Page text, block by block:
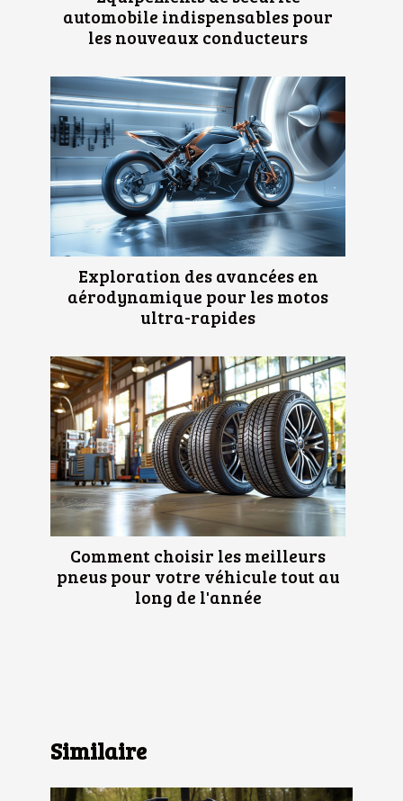
automobile indispensables pour
les nouveaux conducteurs
Exploration des avancées en
aérodynamique pour les motos
ultra-rapides
Comment choisir les meilleurs
pneus pour votre véhicule tout au
long de l'année
Similaire